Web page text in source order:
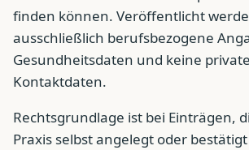
finden können. Veröffentlicht
ausschließlich berufsbezogene
Gesundheitsdaten und keine
Kontaktdaten.
Rechtsgrundlage ist bei Einträgen,
Praxis selbst angelegt oder